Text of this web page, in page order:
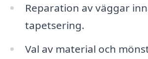
Reparation av väggar
tapetsering.
Val av material och